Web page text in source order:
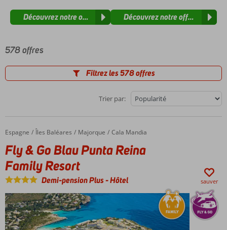
Découvrez notre offre Fly & GoDécouvrez notre offre Fly &
578 offres
Filtrez les 578 offres
Trier par:
Accueil
Espagne Îles Baléares Majorque Cala Mandia
Fly & Go Blau Punta Reina Family Resort
Fly & Go Blau Punta Reina
Family Resort
Demi-pension Plus-Hôtel sauver